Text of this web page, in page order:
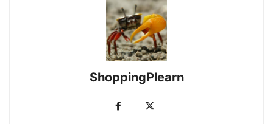
ShoppingPlearn